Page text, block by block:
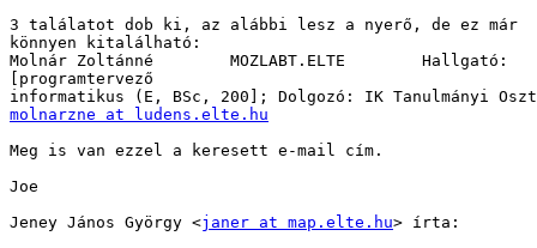
3 találatot dob ki, az alábbi lesz a nyerő, de ez már
könnyen kitalálható:
Molnár Zoltánné        MOZLABT.ELTE        Hallgató:
[programtervező
molnarzne at ludens.elte.hu
Meg is van ezzel a keresett e-mail cím.
Joe
Jeney János György <janer at map.elte.hu> írta: